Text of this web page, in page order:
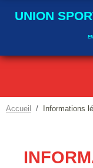
UNION
Accueil Informations